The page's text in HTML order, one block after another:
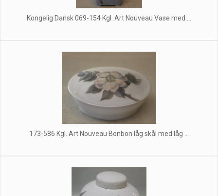
Kongelig Dansk 069-154 Kgl. Art Nouveau Vase med ...
173-586 Kgl. Art Nouveau Bonbon låg skål med låg ...